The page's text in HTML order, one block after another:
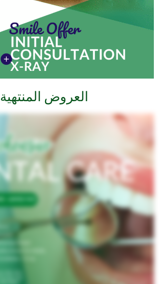
العروض المنتهية